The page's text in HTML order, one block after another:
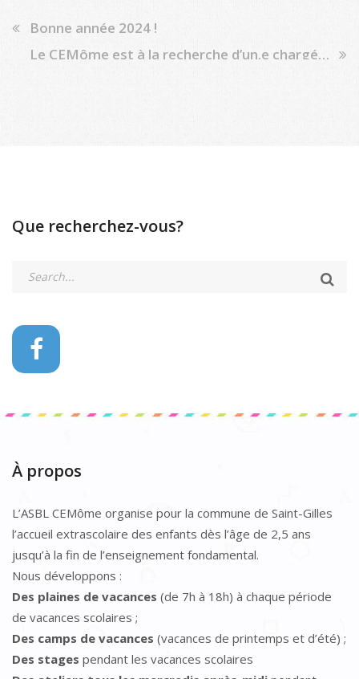
Bonne année 2024 !
Le CEMôme est à la recherche d’un.e chargé.e de projets en centre de vacances
Que recherchez-vous?
À propos
L’ASBL CEMôme organise pour la commune de Saint-Gilles
l’accueil extrascolaire des enfants dès l’âge de 2,5 ans
jusqu’à la fin de l’enseignement fondamental.
Nous développons :
Des plaines de vacances (de 7h à 18h) à chaque période
de vacances scolaires ;
Des camps de vacances (vacances de printemps et d’été) ;
Des stages pendant les vacances scolaires